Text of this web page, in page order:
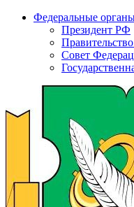
Федеральные
Президент РФ
Совет